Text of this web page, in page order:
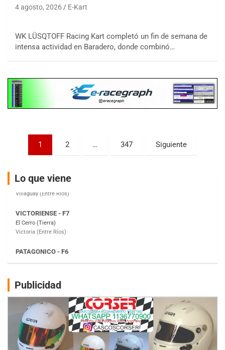
4 agosto, 2026 E-Kart
WK LÜSQTOFF Racing Kart completó un fin de semana de
intensa actividad en Baradero, donde combinó…
Paginación
entradas
1 2 … 347 Siguiente
Lo que viene
08/09-AGO
Ramiro Tot (Asfalto)
KDO - F6
Ciudad de Trenque Lauquen (Asfalto)
Trenque Lauquen (Buenos Aires)
Villaguay (Entre Ríos)
El Cerro (Tierra)
Victoria (Entre Ríos)
Moto Club Reginense (Tierra)
Gral. E. Godoy (Río Negro)
Juventud Unida (Tierra)
Humboldt (Santa Fe)
NORESTE SANTAFESINO - F6
Avellaneda (Santa Fe)
SUR SANTAFESINO - F4
José Samuel Sánchez (Tierra)
Rufino (Santa Fe)
Publicidad